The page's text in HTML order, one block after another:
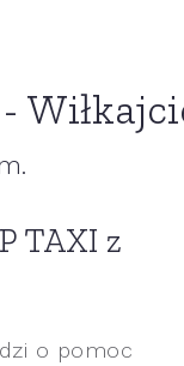
TAXI z
o pomoc